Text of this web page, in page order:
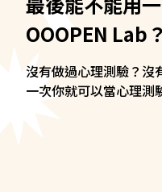
OOOPEN Lab？
沒有做過心理測驗？沒
一次你就可以當心理測